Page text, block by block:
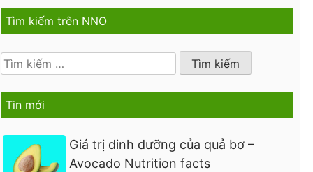
Tìm kiếm trên NNO
Tìm
kiếm
cho:
Tin mới
Giá trị dinh dưỡng của quả bơ –
Avocado Nutrition facts